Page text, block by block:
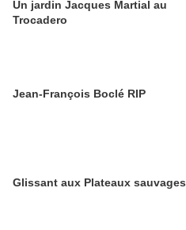
Un jardin Jacques Martial au
Trocadero
Jean-François Boclé RIP
Glissant aux Plateaux sauvages